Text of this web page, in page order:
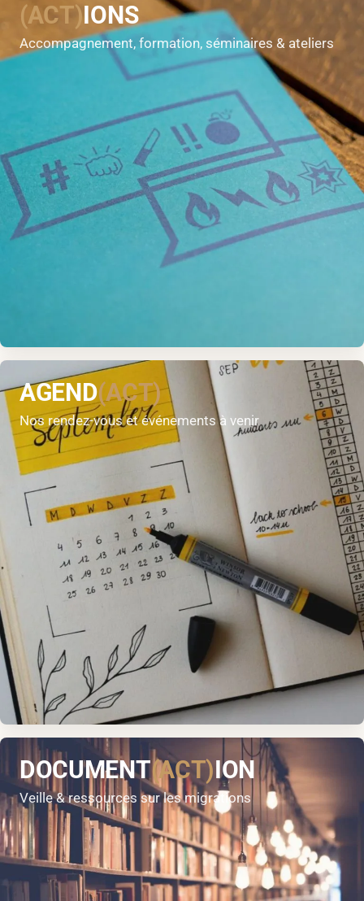
(ACT)IONS
Accompagnement, formation, séminaires & ateliers
AGEND(ACT)
Nos rendez-vous et événements à venir
DOCUMENT(ACT)ION
Veille & ressources sur les migrations